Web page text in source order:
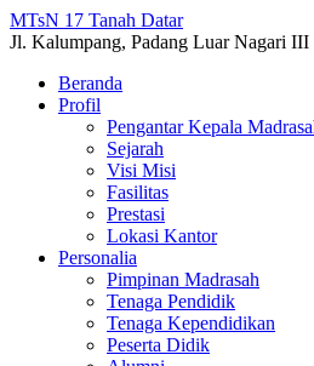
MTsN 17 Tanah Datar
Jl. Kalumpang, Padang Luar Nagari
Beranda
Profil
Pengantar Kepala
Sejarah
Visi Misi
Fasilitas
Prestasi
Lokasi Kantor
Personalia
Pimpinan Madrasah
Tenaga Pendidik
Tenaga Kependidikan
Peserta Didik